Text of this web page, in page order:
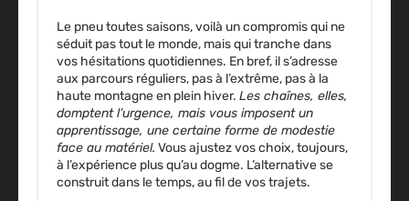
Le pneu toutes saisons, voilà un compromis qui ne
séduit pas tout le monde, mais qui tranche dans
vos hésitations quotidiennes. En bref, il s’adresse
aux parcours réguliers, pas à l’extrême, pas à la
haute montagne en plein hiver. Les chaînes, elles,
domptent l’urgence, mais vous imposent un
apprentissage, une certaine forme de modestie
face au matériel. Vous ajustez vos choix, toujours,
à l’expérience plus qu’au dogme. L’alternative se
construit dans le temps, au fil de vos trajets.